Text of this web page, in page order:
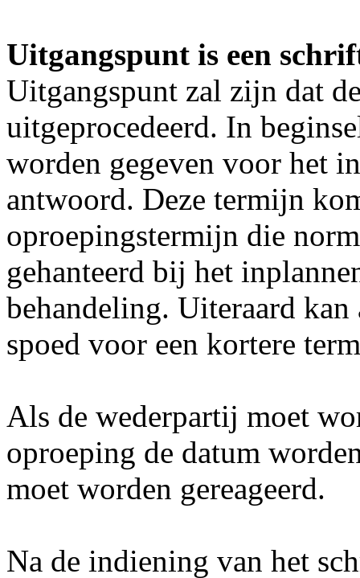
Uitgangspunt is een
Uitgangspunt zal zijn dat
uitgeprocedeerd. In
worden gegeven voor het
antwoord. Deze termijn
oproepingstermijn die
gehanteerd bij het
behandeling. Uiteraard
spoed voor een kortere
Als de wederpartij moet
oproeping de datum
moet worden gereageerd.
Na de indiening van het